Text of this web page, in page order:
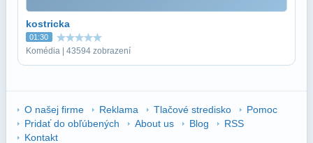
kostricka
01:30
Komédia | 43594 zobrazení
O našej firme Reklama Tlačové stredisko
Pomoc
Pridať do obľúbených
About us Blog
RSS
Kontakt